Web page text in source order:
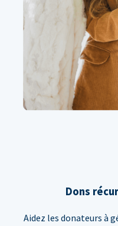
Dons
Aidez les donateurs à